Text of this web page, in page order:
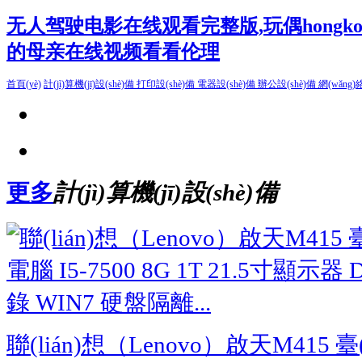
无人驾驶电影在线观看完整版,玩偶
的母亲在线视频看看伦理
首頁(yè) 計(jì)算機(jī)設(shè)備 打印設(shè)備 電器設(shè)備 辦公設(shè)備 網(wǎng)
更多計(jì)算機(jī)設(shè)備
聯(lián)想（Lenovo）啟天M415